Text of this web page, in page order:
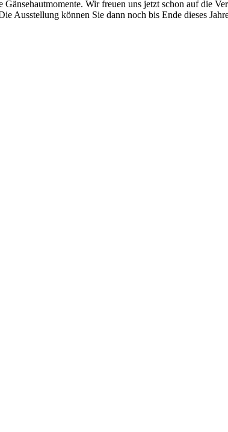
Wir freuen uns jetzt schon auf die
Ausstellung können Sie dann noch bis Ende dieses